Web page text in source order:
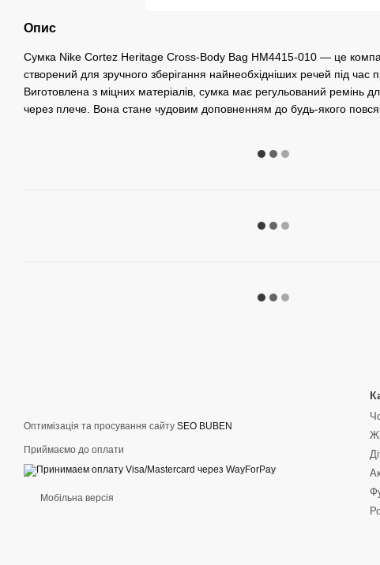
Опис
Сумка Nike Cortez Heritage Cross-Body Bag HM4415-010 — це
створений для зручного зберігання найнеобхідніших речей під час
Виготовлена з міцних матеріалів, сумка має регульований ремінь
через плече. Вона стане чудовим доповненням до будь-якого
Оптимізація та просування сайту SEO BUBEN
Приймаємо до оплати
Мобільна версія